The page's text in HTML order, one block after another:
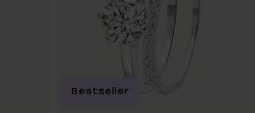
Bestseller